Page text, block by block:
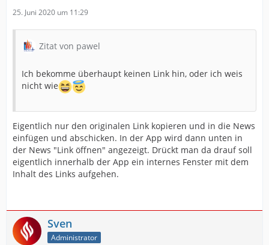
25. Juni 2020 um 11:29
Zitat von pawel
Ich bekomme überhaupt keinen Link hin, oder ich weis
nicht wie
Eigentlich nur den originalen Link kopieren und in die News
einfügen und abschicken. In der App wird dann unten in
der News "Link öffnen" angezeigt. Drückt man da drauf soll
eigentlich innerhalb der App ein internes Fenster mit dem
Inhalt des Links aufgehen.
Sven
Administrator